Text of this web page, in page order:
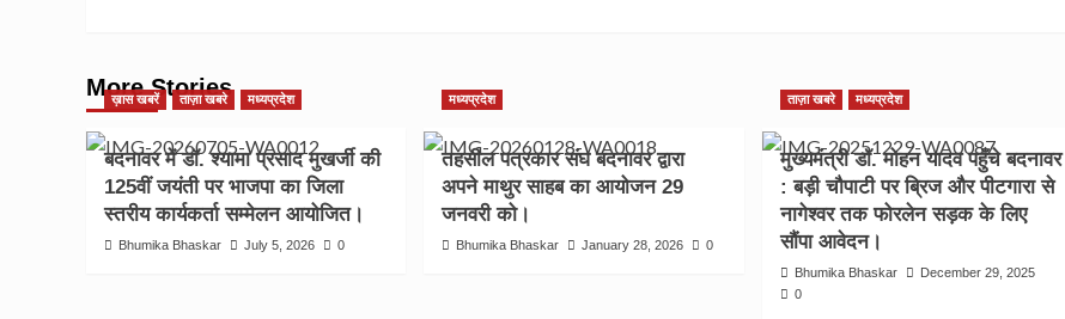
More Stories
ख़ास खबरें ताज़ा खबरे मध्यप्रदेश
बदनावर में डॉ. श्यामा प्रसाद मुखर्जी की
125वीं जयंती पर भाजपा का जिला
स्तरीय कार्यकर्ता सम्मेलन आयोजित।
Bhumika Bhaskar July 5, 2026 0
मध्यप्रदेश
तहसील पत्रकार संघ बदनावर द्वारा
अपने माथुर साहब का आयोजन 29
जनवरी को।
Bhumika Bhaskar January 28, 2026 0
ताज़ा खबरे मध्यप्रदेश
मुख्यमंत्री डॉ. मोहन यादव पहुँचे बदनावर
: बड़ी चौपाटी पर ब्रिज और पीटगारा से
नागेश्वर तक फोरलेन सड़क के लिए
सौंपा आवेदन।
Bhumika Bhaskar
December 29, 2025
0